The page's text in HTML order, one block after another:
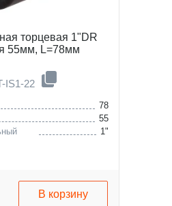
торцевая 1"DR
55мм, L=78мм
IS1-22
78
55
1"
В корзину